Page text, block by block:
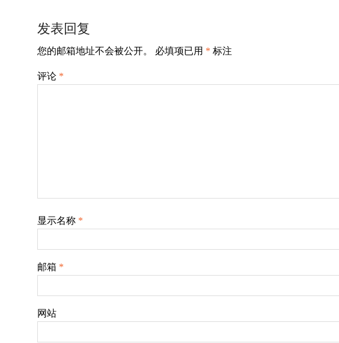
导
航
发表回复
您的邮箱地址不会被公开。 必填项已用 * 标注
评论 *
显示名称 *
邮箱 *
网站